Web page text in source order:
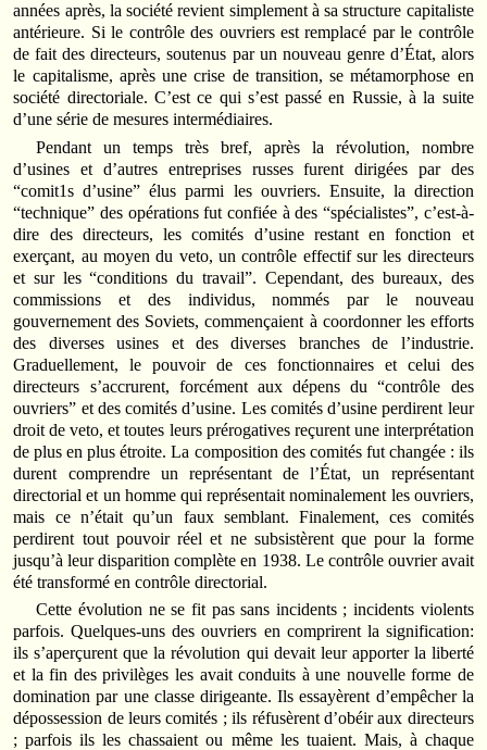
années après, la société revient simplement à sa structure capitaliste
antérieure. Si le contrôle des ouvriers est remplacé par le contrôle
de fait des directeurs, soutenus par un nouveau genre d’État, alors
le capitalisme, après une crise de transition, se métamorphose en
société directoriale. C’est ce qui s’est passé en Russie, à la suite
d’une série de mesures intermédiaires.
Pendant un temps très bref, après la révolution, nombre
d’usines et d’autres entreprises russes furent dirigées par des
“comit1s d’usine” élus parmi les ouvriers. Ensuite, la direction
“technique” des opérations fut confiée à des “spécialistes”, c’est-à-
dire des directeurs, les comités d’usine restant en fonction et
exerçant, au moyen du veto, un contrôle effectif sur les directeurs
et sur les “conditions du travail”. Cependant, des bureaux, des
commissions et des individus, nommés par le nouveau
gouvernement des Soviets, commençaient à coordonner les efforts
des diverses usines et des diverses branches de l’industrie.
Graduellement, le pouvoir de ces fonctionnaires et celui des
directeurs s’accrurent, forcément aux dépens du “contrôle des
ouvriers” et des comités d’usine. Les comités d’usine perdirent leur
droit de veto, et toutes leurs prérogatives reçurent une interprétation
de plus en plus étroite. La composition des comités fut changée : ils
durent comprendre un représentant de l’État, un représentant
directorial et un homme qui représentait nominalement les ouvriers,
mais ce n’était qu’un faux semblant. Finalement, ces comités
perdirent tout pouvoir réel et ne subsistèrent que pour la forme
jusqu’à leur disparition complète en 1938. Le contrôle ouvrier avait
été transformé en contrôle directorial.
Cette évolution ne se fit pas sans incidents ; incidents violents
parfois. Quelques-uns des ouvriers en comprirent la signification:
ils s’aperçurent que la révolution qui devait leur apporter la liberté
et la fin des privilèges les avait conduits à une nouvelle forme de
domination par une classe dirigeante. Ils essayèrent d’empêcher la
dépossession de leurs comités ; ils réfusèrent d’obéir aux directeurs
; parfois ils les chassaient ou même les tuaient. Mais, à chaque